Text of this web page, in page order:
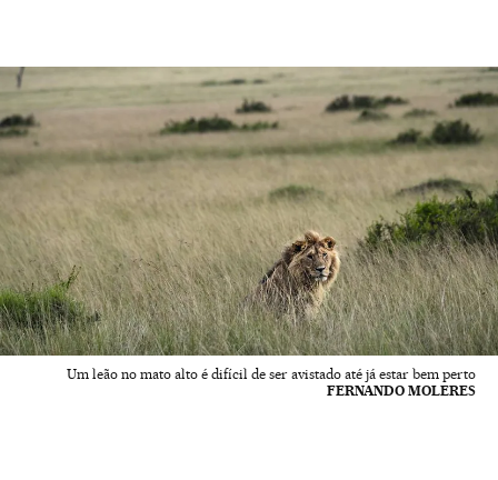
Um leão no mato alto é difícil de ser avistado até já estar bem perto
FERNANDO MOLERES